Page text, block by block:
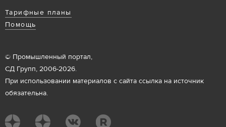
Тарифные планы
Помощь
© Промышленный портал,
СД Групп, 2006-2026.
При использовании материалов с сайта ссылка на источник
обязательна.